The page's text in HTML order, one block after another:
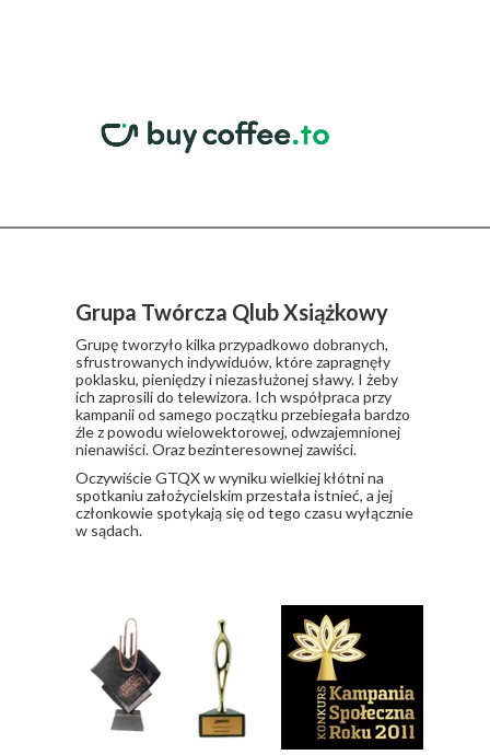
Grupa Twórcza Qlub Xsiążkowy
Grupę tworzyło kilka przypadkowo dobranych,
sfrustrowanych indywiduów, które zapragnęły
poklasku, pieniędzy i niezasłużonej sławy. I żeby
ich zaprosili do telewizora. Ich współpraca przy
kampanii od samego początku przebiegała bardzo
źle z powodu wielowektorowej, odwzajemnionej
nienawiści. Oraz bezinteresownej zawiści.
​Oczywiście GTQX w wyniku wielkiej kłótni na
spotkaniu założycielskim przestała istnieć, a jej
członkowie spotykają się od tego czasu wyłącznie
w sądach.